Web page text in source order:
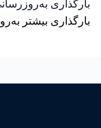
بارگذاری
بارگذاری بیشتر